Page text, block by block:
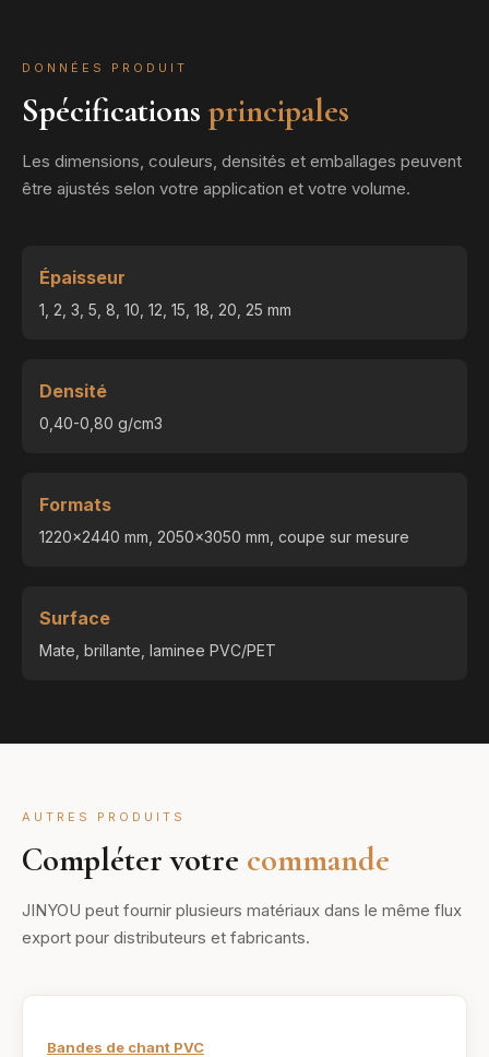
DONNÉES PRODUIT
Spécificationsprincipales
Les dimensions, couleurs, densités et emballages peuvent
être ajustés selon votre application et votre volume.
Épaisseur
1, 2, 3, 5, 8, 10, 12, 15, 18, 20, 25 mm
Densité
0,40-0,80 g/cm3
Formats
1220x2440 mm, 2050x3050 mm, coupe sur mesure
Surface
Mate, brillante, laminee PVC/PET
AUTRES PRODUITS
Compléter votre commande
JINYOU peut fournir plusieurs matériaux dans le même flux
export pour distributeurs et fabricants.
Bandes de chant PVC